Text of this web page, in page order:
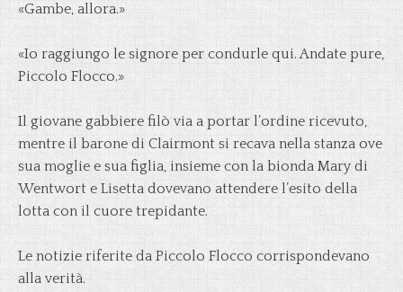
«Gambe, allora.»
«Io raggiungo le signore per condurle qui. Andate pure,
Piccolo Flocco.»
Il giovane gabbiere filò via a portar l’ordine ricevuto,
mentre il barone di Clairmont si recava nella stanza ove
sua moglie e sua figlia, insieme con la bionda Mary di
Wentwort e Lisetta dovevano attendere l’esito della
lotta con il cuore trepidante.
Le notizie riferite da Piccolo Flocco corrispondevano
alla verità.